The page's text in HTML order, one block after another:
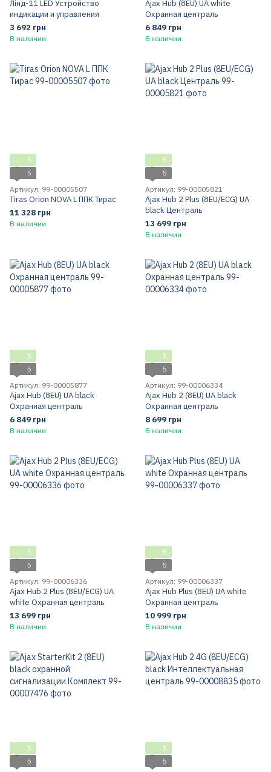
Лінд-11 LED Устройство
индикации и управления
3 692 грн
В наличии
Ajax Hub (8EU) UA white
Охранная централь
6 849 грн
В наличии
5
5
Артикул: 99-00005507
Tiras Orion NOVA L ППК Тирас
11 328 грн
В наличии
5
5
Артикул: 99-00005821
Ajax Hub 2 Plus (8EU/ECG) UA
black Централь
13 699 грн
В наличии
5
5
Артикул: 99-00005877
Ajax Hub (8EU) UA black
Охранная централь
6 849 грн
В наличии
5
5
Артикул: 99-00006334
Ajax Hub 2 (8EU) UA black
Охранная централь
8 699 грн
В наличии
5
5
Артикул: 99-00006336
Ajax Hub 2 Plus (8EU/ECG) UA
white Охранная централь
13 699 грн
В наличии
5
5
Артикул: 99-00006337
Ajax Hub Plus (8EU) UA white
Охранная централь
10 999 грн
В наличии
5
5
5
5